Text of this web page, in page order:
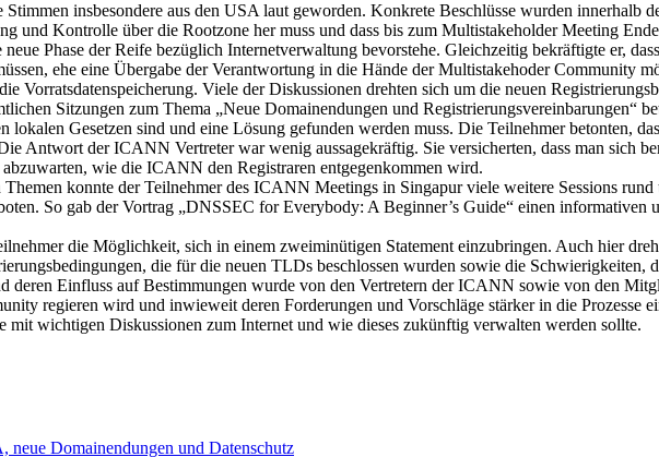
insbesondere aus den USA laut geworden. Konkrete Beschlüsse wurden innerhalb
und Kontrolle über die Rootzone her muss und dass bis zum Multistakeholder Meeting
Phase der Reife bezüglich Internetverwaltung bevorstehe. Gleichzeitig bekräftigte er,
ehe eine Übergabe der Verantwortung in die Hände der Multistakehoder Community
Vorratsdatenspeicherung. Viele der Diskussionen drehten sich um die neuen
Sitzungen zum Thema „Neue Domainendungen und Registrierungsvereinbarungen“
lokalen Gesetzen sind und eine Lösung gefunden werden muss. Die Teilnehmer betonten,
Antwort der ICANN Vertreter war wenig aussagekräftig. Sie versicherten, dass man sich
wie die ICANN den Registraren entgegenkommen wird.
konnte der Teilnehmer des ICANN Meetings in Singapur viele weitere Sessions
So gab der Vortrag „DNSSEC for Everybody: A Beginner’s Guide“ einen
die Möglichkeit, sich in einem zweiminütigen Statement einzubringen. Auch hier
die für die neuen TLDs beschlossen wurden sowie die
deren Einfluss auf Bestimmungen wurde von den Vertretern der ICANN sowie von den
regieren wird und inwieweit deren Forderungen und Vorschläge stärker in die Prozesse
mit wichtigen Diskussionen zum Internet und wie dieses zukünftig verwalten werden sollte.
Domainendungen und Datenschutz